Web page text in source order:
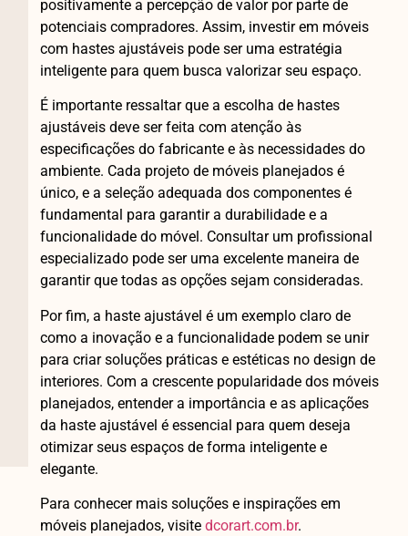
positivamente a percepção de valor por parte de
potenciais compradores. Assim, investir em móveis
com hastes ajustáveis pode ser uma estratégia
inteligente para quem busca valorizar seu espaço.
É importante ressaltar que a escolha de hastes
ajustáveis deve ser feita com atenção às
especificações do fabricante e às necessidades do
ambiente. Cada projeto de móveis planejados é
único, e a seleção adequada dos componentes é
fundamental para garantir a durabilidade e a
funcionalidade do móvel. Consultar um profissional
especializado pode ser uma excelente maneira de
garantir que todas as opções sejam consideradas.
Por fim, a haste ajustável é um exemplo claro de
como a inovação e a funcionalidade podem se unir
para criar soluções práticas e estéticas no design de
interiores. Com a crescente popularidade dos móveis
planejados, entender a importância e as aplicações
da haste ajustável é essencial para quem deseja
otimizar seus espaços de forma inteligente e
elegante.
Para conhecer mais soluções e inspirações em
móveis planejados, visite dcorart.com.br.